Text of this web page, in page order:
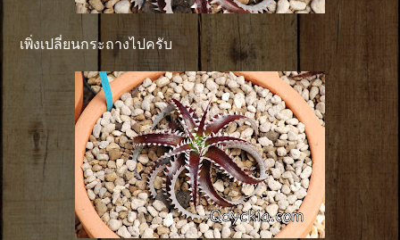
เพิ่งเปลี่ยนกระถางไปครับ